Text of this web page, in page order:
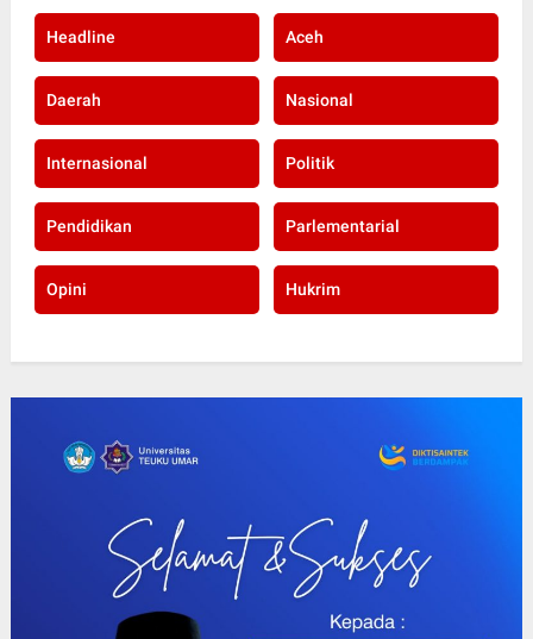
Headline Aceh
Daerah Nasional
Internasional Politik
Pendidikan Parlementarial
Opini Hukrim